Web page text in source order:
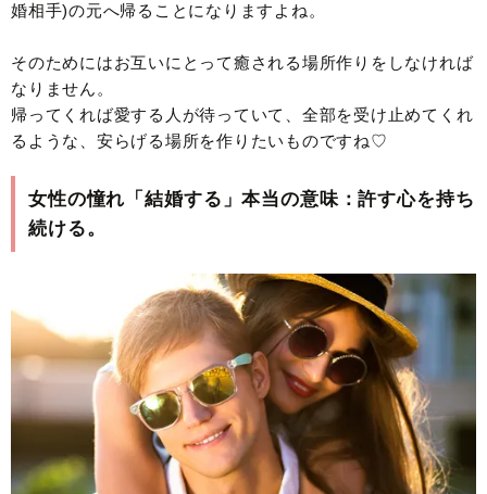
婚相手)の元へ帰ることになりますよね。
そのためにはお互いにとって癒される場所作りをしなければ
なりません。
帰ってくれば愛する人が待っていて、全部を受け止めてくれ
るような、安らげる場所を作りたいものですね♡
女性の憧れ「結婚する」本当の意味：許す心を持ち
続ける。